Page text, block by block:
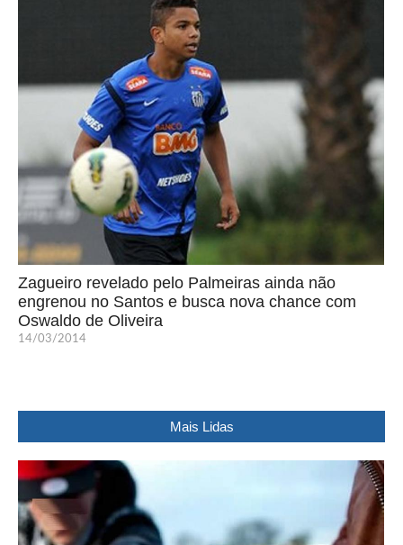
Zagueiro revelado pelo Palmeiras ainda não
engrenou no Santos e busca nova chance com
Oswaldo de Oliveira
14/03/2014
Mais Lidas